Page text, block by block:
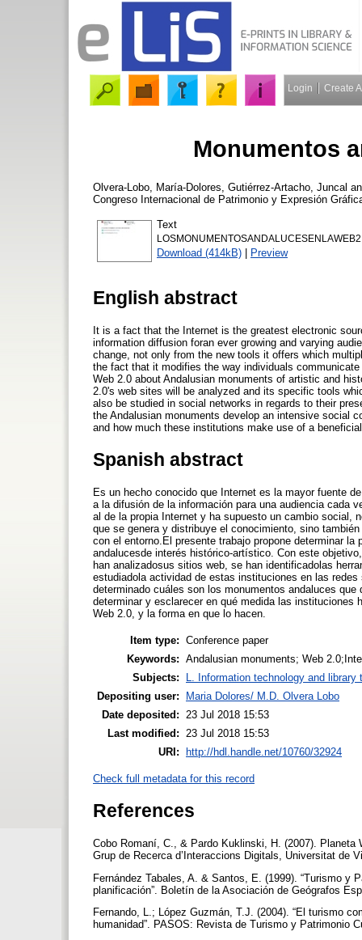
Login Create
Monumentos
Olvera-Lobo, María-Dolores Gutiérrez-Artacho, Juncal
Congreso Internacional de Patrimonio y Expresión
Text
Download (414kB) | Preview
English abstract
It is a fact that the Internet is the greatest electronic
information diffusion foran ever growing and varying
change, not only from the new tools it offers which
the fact that it modifies the way individuals
Web 2.0 about Andalusian monuments of artistic and
2.0's web sites will be analyzed and its specific tools
also be studied in social networks in regards to their
the Andalusian monuments develop an intensive social
and how much these institutions make use of a
Spanish abstract
Es un hecho conocido que Internet es la mayor fuente
a la difusión de la información para una audiencia cada
al de la propia Internet y ha supuesto un cambio social,
que se genera y distribuye el conocimiento, sino
con el entorno.El presente trabajo propone determinar
andalucesde interés histórico-artístico. Con este
han analizadosus sitios web, se han identificadolas
estudiadola actividad de estas instituciones en las
determinado cuáles son los monumentos andaluces
determinar y esclarecer en qué medida las instituciones
Web 2.0, y la forma en que lo hacen.
Item type: Conference paper
Keywords: Andalusian monuments; Web
Subjects:
L. Information technology and library
Depositing user:
Maria Dolores/ M.D. Olvera Lobo
Date deposited:
23 Jul 2018 15:53
Last modified:
23 Jul 2018 15:53
URI:
http://hdl.handle.net/10760/32924
Check full metadata for this record
References
Cobo Romaní, C., & Pardo Kuklinski, H. (2007).
Grup de Recerca d’Interaccions Digitals, Universitat de
Fernández Tabales, A. & Santos, E. (1999). “Turismo y
planificación”. Boletín de la Asociación de Geógrafos
Fernando, L.; López Guzmán, T.J. (2004). “El turismo
humanidad”. PASOS: Revista de Turismo y Patrimonio